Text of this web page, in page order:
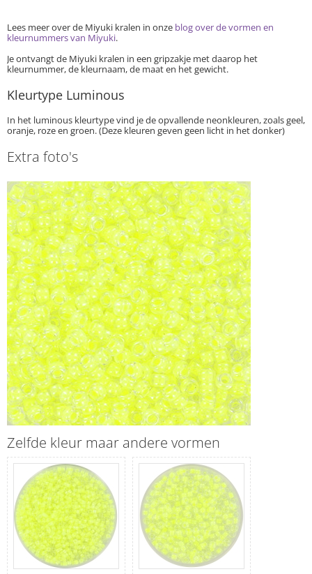
Lees meer over de Miyuki kralen in onze blog over de vormen en
kleurnummers van Miyuki.
Je ontvangt de Miyuki kralen in een gripzakje met daarop het
kleurnummer, de kleurnaam, de maat en het gewicht.
Kleurtype Luminous
In het luminous kleurtype vind je de opvallende neonkleuren, zoals geel,
oranje, roze en groen. (Deze kleuren geven geen licht in het donker)
Extra foto's
Zelfde kleur maar andere vormen